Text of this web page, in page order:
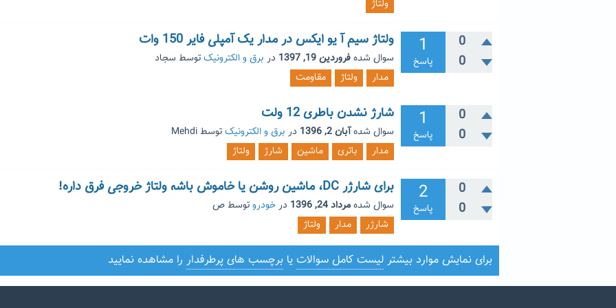
ولتاژ
0
0
1
پاسخ
ولتاژ سیم آ یو ایکس در مدار یک آمپلی فایر 150 وات
سوال شدهفروردین 19, 1397 در برق و الکترونیکتوسط سجاد
مدار
ولتاژ مقاومت
0
0
1
پاسخ
شارژ نشدن باطری 12 ولت
سوال شدهآبان 2, 1396 در برق و الکترونیکتوسط Mehdi
مدار
باتری ماشین شارژ ولتاژ
0
0
2
پاسخ
برای شارژر DC، ماشین روشن یا خاموش باشه ولتاژ خروجی فرق داره!
سوال شدهمرداد 24, 1396 درخودروتوسط ص
شارژر
مدار ولتاژ
برای نمایش موارد بیشتر لیست کامل سوالات یا برچسب های پرطرفدار را مشاهده نمایید